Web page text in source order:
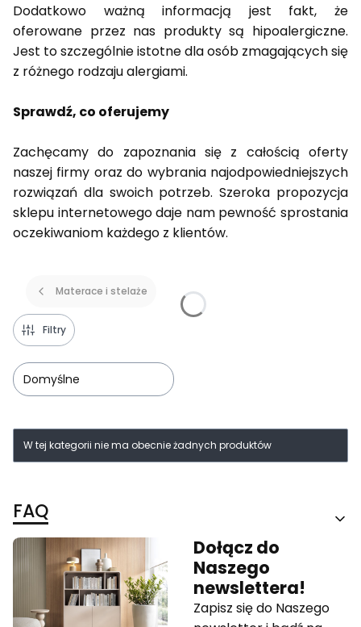
Dodatkowo ważną informacją jest fakt, że
oferowane przez nas produkty są hipoalergiczne.
Jest to szczególnie istotne dla osób zmagających się
z różnego rodzaju alergiami.
Sprawdź, co oferujemy
Zachęcamy do zapoznania się z całością oferty
naszej firmy oraz do wybrania najodpowiedniejszych
rozwiązań dla swoich potrzeb. Szeroka propozycja
sklepu internetowego daje nam pewność sprostania
oczekiwaniom każdego z klientów.
Materace i stelaże
Filtry
Domyślne
Lista produktów
W tej kategorii nie ma obecnie żadnych produktów
FAQ
Dołącz do
Naszego
newslettera!
Zapisz się do Naszego